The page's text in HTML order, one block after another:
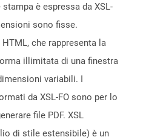
è espressa da XSL-
sono fisse.
che rappresenta la
illimitata di una finestra
variabili. I
da XSL-FO sono per lo
file PDF. XSL
di stile estensibile) è un